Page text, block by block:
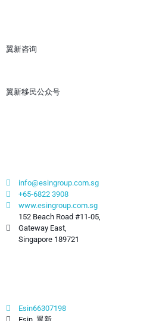
翼新咨询
翼新移民公众号
info@esingroup.com.sg
+65-6822 3908
www.esingroup.com.sg
152 Beach Road #11-05,
Gateway East,
Singapore 189721
Esin66307198